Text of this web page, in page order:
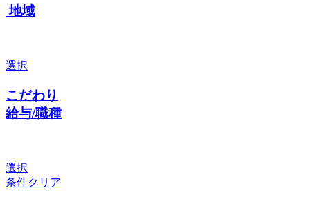
地域
選択
こだわり
給与/職種
選択
条件クリア